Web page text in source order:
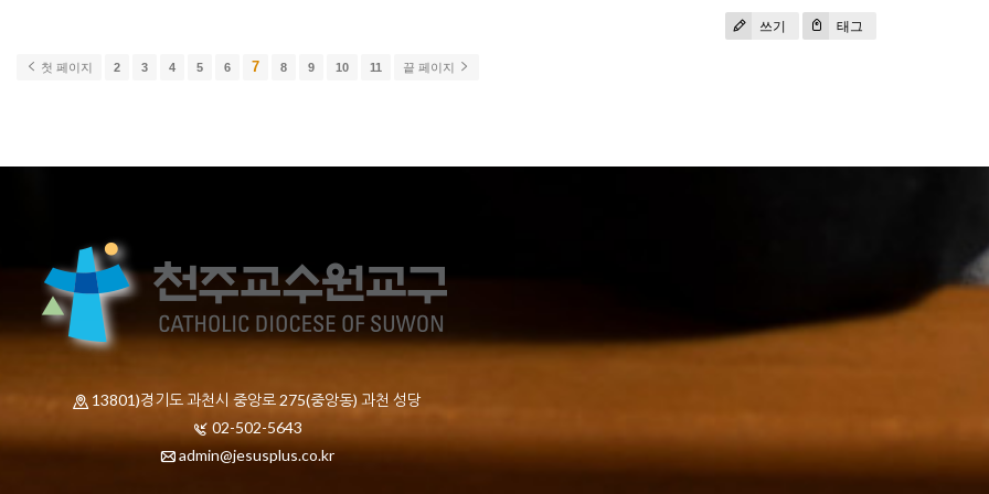
쓰기 태그
첫 페이지 2 3 4 5 6 7 8 9 10 11 끝 페이지
13801)경기도 과천시 중앙로 275(중앙동) 과천 성당
02-502-5643
admin@jesusplus.co.kr